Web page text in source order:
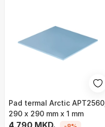
Pad termal Arctic APT2560,
290 x 290 mm x 1 mm
4,790 MKD.